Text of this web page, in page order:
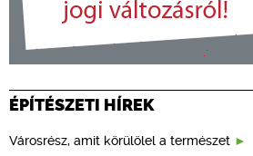
ÉPÍTÉSZETI HÍREK
Városrész, amit körülölel a természet